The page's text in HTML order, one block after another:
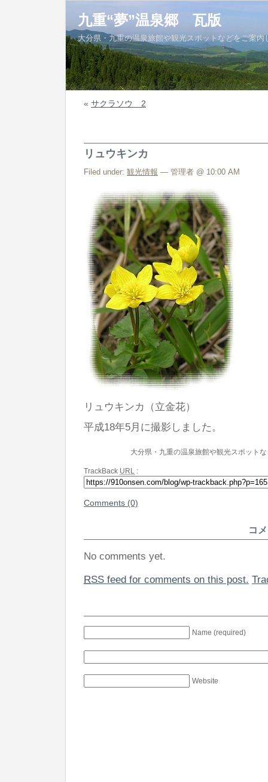
九重“夢”温泉郷 瓦版
大分県・九重の温泉旅館や観光スポットなどをご案内
« サクラソウ 2
リュウキンカ
Filed under: 観光情報 — 管理者 @ 10:00 AM
リュウキンカ（立金花）
平成18年5月に撮影しました。
大分県・九重の温泉旅館や観光スポット
TrackBack URL :
Comments (0)
コ
No comments yet.
RSS feed for comments on this post.
Name (required)
Website